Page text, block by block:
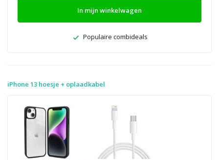
In mijn winkelwagen
Populaire combideals
iPhone 13 hoesje + oplaadkabel